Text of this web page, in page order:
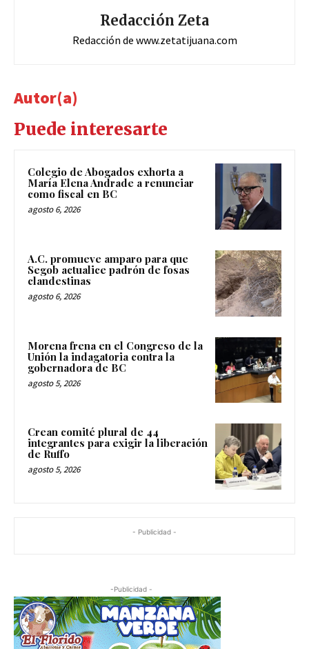
Redacción Zeta
Redacción de www.zetatijuana.com
Autor(a)
Puede interesarte
Colegio de Abogados exhorta a
María Elena Andrade a renunciar
como fiscal en BC
agosto 6, 2026
A.C. promueve amparo para que
Segob actualice padrón de fosas
clandestinas
agosto 6, 2026
Morena frena en el Congreso de la
Unión la indagatoria contra la
gobernadora de BC
agosto 5, 2026
Crean comité plural de 44
integrantes para exigir la liberación
de Ruffo
agosto 5, 2026
- Publicidad -
-Publicidad -